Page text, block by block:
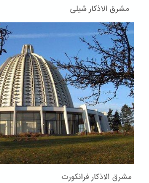
مشرق الاذکار شیلی
مشرق الاذکار فرانکورت